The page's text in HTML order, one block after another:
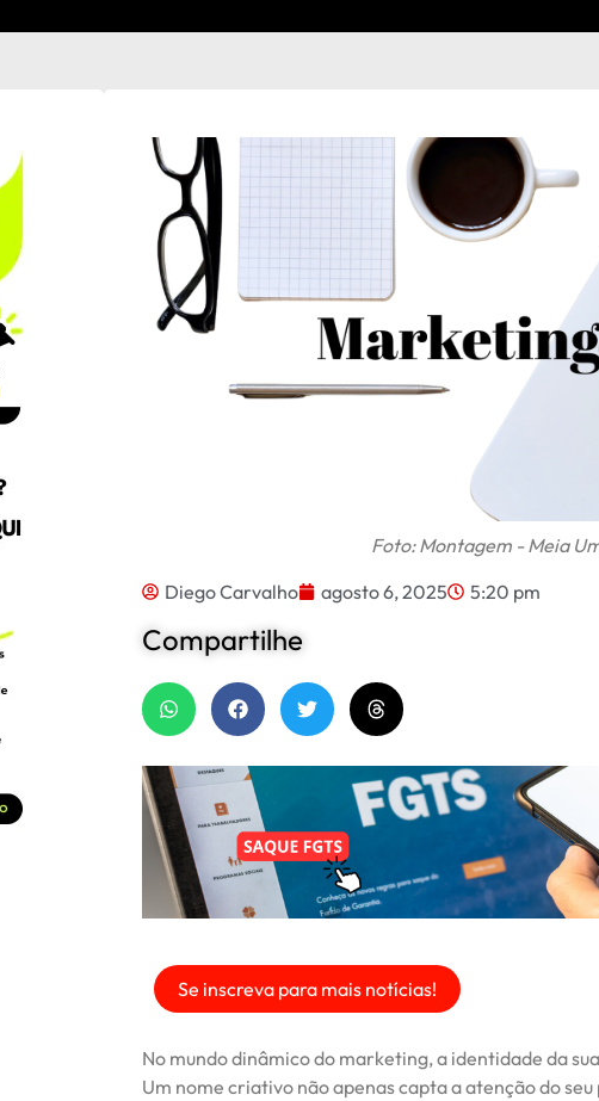
Foto: Montagem - Meia
Diego Carvalho
agosto 6, 2025 5:20 pm
Compartilhe
Se inscreva para mais notícias!
No mundo dinâmico do marketing, a identidade da
Um nome criativo não apenas capta a atenção do